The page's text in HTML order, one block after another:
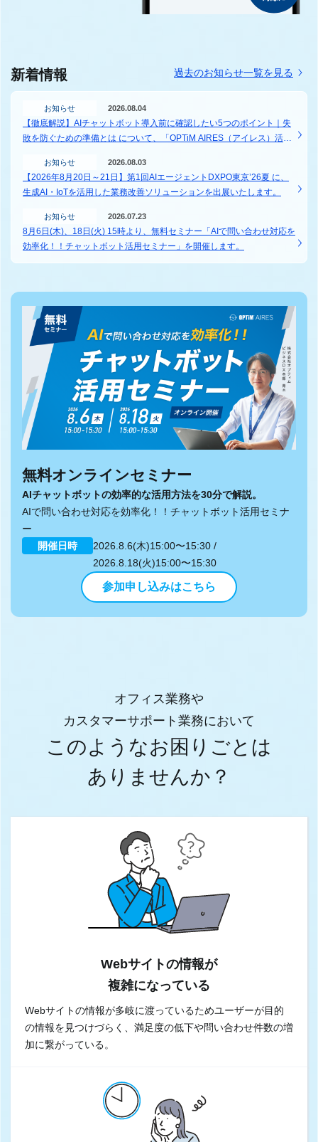
新着情報 過去のお知らせ一覧を見る
お知らせ 2026.08.04
【徹底解説】AIチャットボット導入前に確認したい5つのポイント｜失
敗を防ぐための準備とは について、「OPTiM AIRES（アイレス）活用
お知らせ 2026.08.03
【2026年8月20日～21日】第1回AIエージェントDXPO東京’26夏 に、
生成AI・IoTを活用した業務改善ソリューションを出展いたします。
お知らせ 2026.07.23
8月6日(木)、18日(火) 15時より、無料セミナー「AIで問い合わせ対応を
効率化！！チャットボット活用セミナー」を開催します。
無料オンラインセミナー
AIチャットボットの効率的な活用方法を30分で解説。
AIで問い合わせ対応を効率化！！チャットボット活用セミナ
ー
開催日時
2026.8.6(木)15:00〜15:30 /
2026.8.18(火)15:00〜15:30
参加申し込みはこちら
オフィス業務や
カスタマーサポート業務において
このようなお困りごとは
ありませんか？
Webサイトの情報が
複雑になっている
Webサイトの情報が多岐に渡っているためユーザーが目的
の情報を見つけづらく、満足度の低下や問い合わせ件数の増
加に繋がっている。